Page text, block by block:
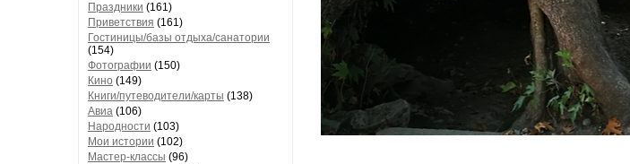
Праздники (161)
Приветствия (161)
Гостиницы/базы отдыха/санатории
(154)
Фотографии (150)
Кино (149)
Книги/путеводители/карты (138)
Авиа (106)
Народности (103)
Мои истории (102)
Мастер-классы (96)